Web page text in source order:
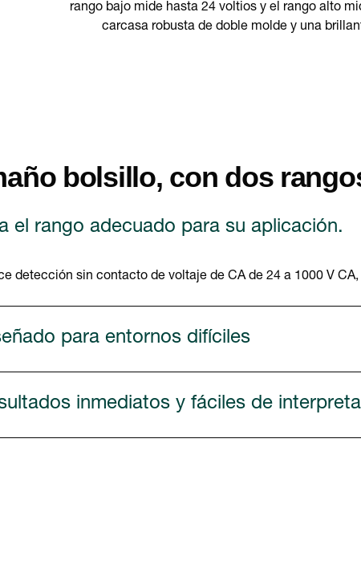
rango bajo mide hasta 24 voltios y el rango alto
carcasa robusta de doble molde y una
bolsillo, con dos
el rango adecuado para su aplicación.
detección sin contacto de voltaje de CA de 24 a 1000 V CA,
para entornos difíciles
inmediatos y fáciles de